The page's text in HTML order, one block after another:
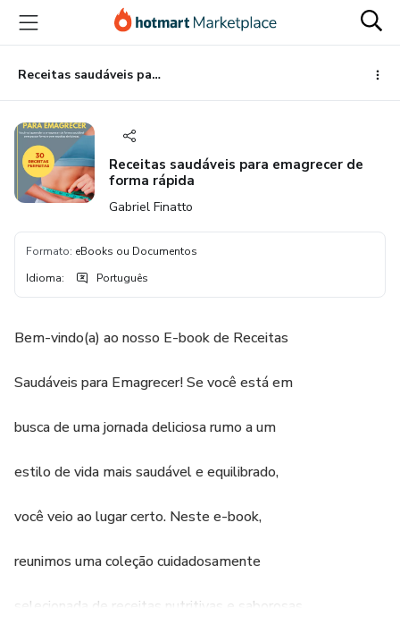
para
conteúdo
principal
para
pagamento
para
rodapé
Receitas saudáveis para emagrecer de forma rápida
Receitas saudáveis para emagrecer de
forma rápida
Gabriel Finatto
Formato: eBooks ou Documentos
Idioma: Português
Bem-vindo(a) ao nosso E-book de Receitas
Saudáveis para Emagrecer! Se você está em
busca de uma jornada deliciosa rumo a um
estilo de vida mais saudável e equilibrado,
você veio ao lugar certo. Neste e-book,
reunimos uma coleção cuidadosamente
selecionada de receitas nutritivas e saborosas,